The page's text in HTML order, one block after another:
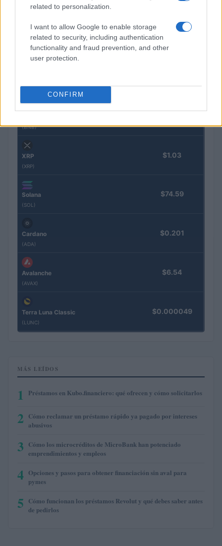
related to personalization.
I want to allow Google to enable storage
related to security, including authentication
functionality and fraud prevention, and other
user protection.
CONFIRM
Nombre
Bitcoin
(BTC)
$64,979.00
(ETH)
(BNB)
XRP
(XRP)
$1.03
Solana
(SOL)
$74.59
Cardano
(ADA)
$0.201
Avalanche
(AVAX)
$6.54
Terra Luna Classic
(LUNC)
$0.000049
MÁS LEÍDOS
1 Préstamos en Kubo.financiero: qué ofrecen y cómo solicitarlos
2 Cómo reclamar un préstamo rápido ya pagado por intereses
abusivos
3 Cómo los microcréditos de MicroBank han potenciado
emprendimientos y empleos
4 Opciones y pasos para obtener financiación sin aval para
pymes
5 Cómo funcionan los préstamos Revolut y qué debes saber antes
de pedirlos